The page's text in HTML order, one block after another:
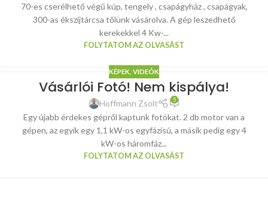
70-es cserélhető végű kúp, tengely , csapágyház , csapágyak,
300-as ékszíjtárcsa tőlünk vásárolva. A gép leszedhető
kerekekkel 4 Kw-...
FOLYTATOM AZ OLVASÁST
KÉPEK, VIDEÓK
Vásárlói Fotó! Nem kispálya!
Hoffmann Zsolt 5
Egy újabb érdekes gépről kaptunk fotókat. 2 db motor van a
gépen, az egyik egy 1,1 kW-os egyfázisú, a másik pedig egy 4
kW-os háromfáz...
FOLYTATOM AZ OLVASÁST